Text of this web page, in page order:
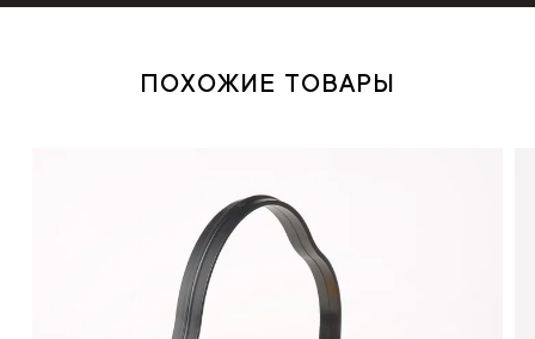
ПОХОЖИЕ ТОВАРЫ